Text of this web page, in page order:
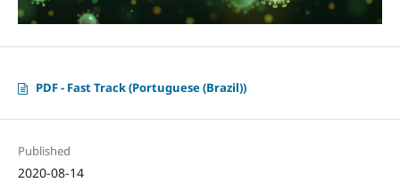
PDF - Fast Track (Portuguese (Brazil))
Published
2020-08-14